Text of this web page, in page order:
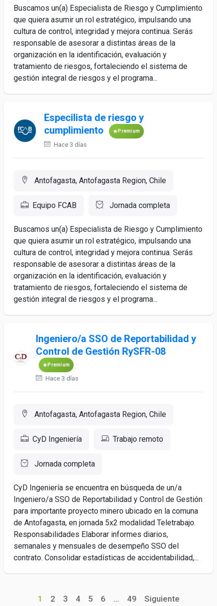
Buscamos un(a) Especialista de Riesgo y Cumplimiento
que quiera asumir un rol estratégico, impulsando una
cultura de control, integridad y mejora continua. Serás
responsable de asesorar a distintas áreas de la
organización en la identificación, evaluación y
tratamiento de riesgos, fortaleciendo el sistema de
gestión integral de riesgos y el programa...
Especilista de riesgo y
cumplimiento
Premium
Hace 3 días
Antofagasta, Antofagasta Region, Chile
Equipo FCAB Jornada completa
Buscamos un(a) Especialista de Riesgo y Cumplimiento
que quiera asumir un rol estratégico, impulsando una
cultura de control, integridad y mejora continua. Serás
responsable de asesorar a distintas áreas de la
organización en la identificación, evaluación y
tratamiento de riesgos, fortaleciendo el sistema de
gestión integral de riesgos y el programa...
Ingeniero/a SSO de Reportabilidad y
Control de Gestión RySFR-08
Premium
Hace 3 días
Antofagasta, Antofagasta Region, Chile
CyD Ingeniería Trabajo remoto
Jornada completa
CyD Ingeniería se encuentra en búsqueda de un/a
Ingeniero/a SSO de Reportabilidad y Control de Gestión
para importante proyecto minero ubicado en la comuna
de Antofagasta, en jornada 5x2 modalidad Teletrabajo.
Responsabilidades Elaborar informes diarios,
semanales y mensuales de desempeño SSO del
contrato. Consolidar estadísticas de accidentabilidad,...
1 2 3 4 5 6 ... 49 Siguiente